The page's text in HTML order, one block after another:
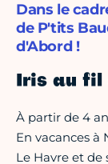
Dans le
de P'tits
d'Abord !
Iris au fil
À partir de 4
En vacances à
Le Havre et de